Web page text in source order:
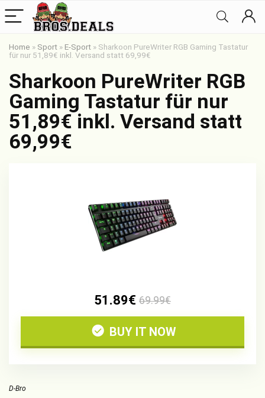
Home » Sport » E-Sport » Sharkoon PureWriter RGB Gaming Tastatur
für nur 51,89€ inkl. Versand statt 69,99€
Sharkoon PureWriter RGB
Gaming Tastatur für nur
51,89€ inkl. Versand statt
69,99€
51.89€ 69.99€
BUY IT NOW
D-Bro